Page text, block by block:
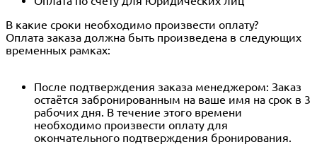
В какие сроки необходимо произвести оплату?
Оплата заказа должна быть произведена в следующих
временных рамках:
После подтверждения заказа менеджером: Заказ
остаётся забронированным на ваше имя на срок в 3
рабочих дня. В течение этого времени
необходимо произвести оплату для
окончательного подтверждения бронирования.